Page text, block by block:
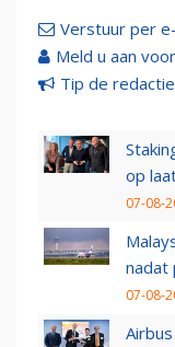
Verstuur per
Meld u aan
Tip de redactie
op
07-08-
nadat
07-08-